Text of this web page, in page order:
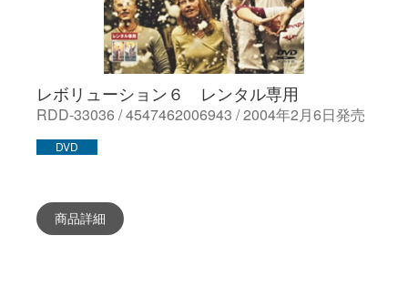
レボリューション６ レンタル専用
RDD-33036 / 4547462006943 / 2004年2月6日発売
DVD
商品詳細